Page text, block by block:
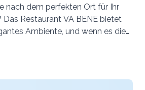
nach dem perfekten Ort für Ihr
Restaurant VA BENE bietet
Ambiente, und wenn es die
auf der wunderschönen und
Die Kapazitäten reichen bis